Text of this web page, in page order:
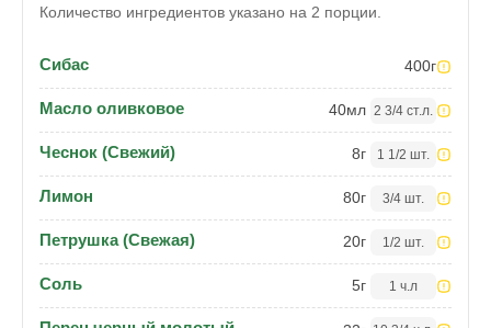
Количество ингредиентов указано на 2 порции.
Сибас 400г
Масло оливковое 40мл 2 3/4 ст.л.
Чеснок (Свежий) 8г 1 1/2 шт.
Лимон 80г 3/4 шт.
Петрушка (Свежая) 20г 1/2 шт.
Соль 5г 1 ч.л